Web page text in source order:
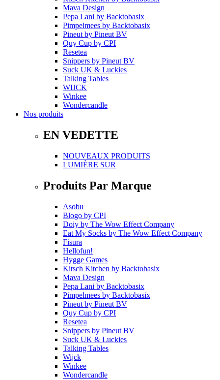
Mava Design
Pepa Lani by Backtobasix
Pimpelmees by Backtobasix
Pineutby Pineut BV
Quy Cup by CPI
Resetea
Snippers by Pineut BV
Suck UK & Luckies
Talking Tables
WIJCK
Winkee
Wondercandle
Nos produits
EN VEDETTE
NOUVEAUX PRODUITS
LUMIÈRE SUR
Produits Par Marque
Asobu
Blogo by CPI
Doiy by The Wow Effect Company
Eat My Socks by The Wow Effect Company
Fisura
Hellofun!
Hygge Games
Kitsch Kitchen by Backtobasix
Mava Design
Pepa Lani by Backtobasix
Pimpelmees by Backtobasix
Pineut by Pineut BV
Quy Cup by CPI
Resetea
Snippers by Pineut BV
Suck UK & Luckies
Talking Tables
Wijck
Winkee
Wondercandle